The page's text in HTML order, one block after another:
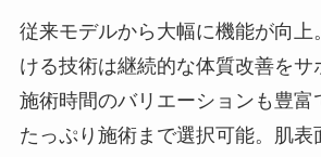
従来モデルから大幅に機能が向上
ける技術は継続的な体質改善をサ
施術時間のバリエーションも豊富
たっぷり施術まで選択可能。肌表